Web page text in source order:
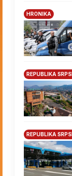
HRONIKA
REPUBLIKA
REPUBLIKA